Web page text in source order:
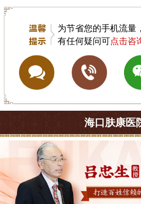
为节省您的手机流量
有任何疑问可点击咨
海口肤康医